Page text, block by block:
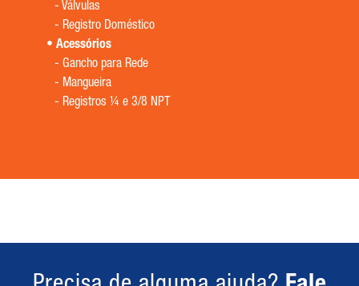
- Válvulas
- Registro Doméstico
Acessórios
- Gancho para Rede
- Mangueira
- Registros ¼ e 3/8 NPT